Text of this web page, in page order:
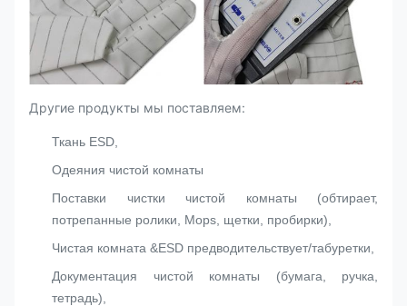
Другие продукты мы поставляем:
Ткань ESD,
Одеяния чистой комнаты
Поставки чистки чистой комнаты (обтирает,
потрепанные ролики, Mops, щетки, пробирки),
Чистая комната &ESD предводительствует/табуретки,
Документация чистой комнаты (бумага, ручка,
тетрадь),